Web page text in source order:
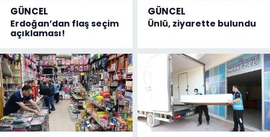
GÜNCEL
Erdoğan’dan flaş seçim
açıklaması!
GÜNCEL
Ünlü, ziyarette bulundu